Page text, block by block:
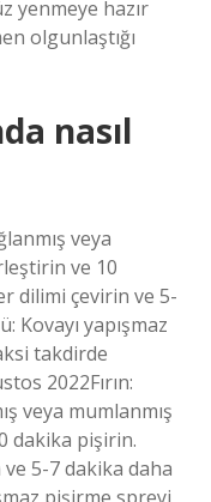
yenmeye hazır
olgunlaştığı
nasıl
veya
ve 10
dilimi çevirin ve 5-
Kovayı yapışmaz
takdirde
2022Fırın:
veya mumlanmış
dakika pişirin.
ve 5-7 dakika daha